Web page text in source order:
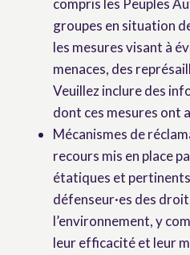
compris les Peuples
groupes en situation
les mesures visant à
menaces, des
Veuillez inclure des
dont ces mesures ont
Mécanismes de
recours mis en place
étatiques et
défenseur·es des
l’environnement, y
leur efficacité et leur